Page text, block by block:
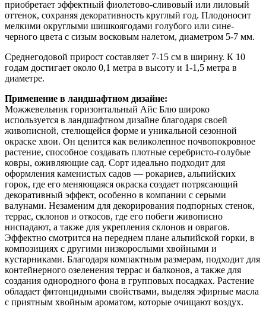
приобретает эффектный фиолетово-сливовый или лиловый
оттенок, сохраняя декоративность круглый год. Плодоносит
мелкими округлыми шишкоягодами голубого или сине-
черного цвета с сизым восковым налетом, диаметром 5-7 мм.
Среднегодовой прирост составляет 7-15 см в ширину. К 10
годам достигает около 0,1 метра в высоту и 1-1,5 метра в
диаметре.
Применение в ландшафтном дизайне:
Можжевельник горизонтальный Айс Блю широко
используется в ландшафтном дизайне благодаря своей
живописной, стелющейся форме и уникальной сезонной
окраске хвои. Он ценится как великолепное почвопокровное
растение, способное создавать плотные серебристо-голубые
ковры, оживляющие сад. Сорт идеально подходит для
оформления каменистых садов — рокариев, альпийских
горок, где его меняющаяся окраска создает потрясающий
декоративный эффект, особенно в компании с серыми
валунами. Незаменим для декорирования подпорных стенок,
террас, склонов и откосов, где его побеги живописно
ниспадают, а также для укрепления склонов и оврагов.
Эффектно смотрится на переднем плане альпийской горки, в
композициях с другими низкорослыми хвойными и
кустарниками. Благодаря компактным размерам, подходит для
контейнерного озеленения террас и балконов, а также для
создания однородного фона в групповых посадках. Растение
обладает фитонцидными свойствами, выделяя эфирные масла
с приятным хвойным ароматом, которые очищают воздух.